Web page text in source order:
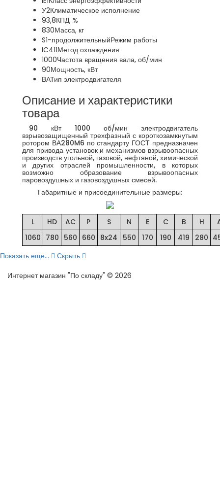
У2Климатическое исполнение
93,8КПД, %
830Масса, кг
S1-продолжительныйРежим работы
IC411Метод охлаждения
1000Частота вращения вала, об/мин
90Мощность, кВт
ВАТип электродвигателя
Описание и характеристики
товара
90 кВт 1000 об/мин электродвигатель
взрывозащищенный трехфазный с короткозамкнутым
ротором ВА280M6 по стандарту ГОСТ предназначен
для привода установок и механизмов взрывоопасных
производств угольной, газовой, нефтяной, химической
и других отраслей промышленности, в которых
возможно образование взрывоопасных
паровоздушных и газовоздушных смесей.
Габаритные и присоединительные размеры:
L HD AC P S N E C B H
1060 780 560 660 8x24 550 170 190 419 280
Показать еще...
Скрыть
Интернет магазин "По складу" © 2026